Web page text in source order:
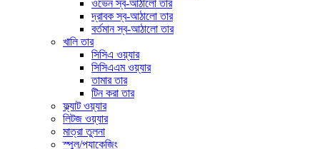
ওভেন স্ব-আঠালো তার
দ্রাবক স্ব-আঠালো তার
বর্তমান স্ব-আঠালো তার
খালি তার
সিসিএ ওয়্যার
সিসিএএম ওয়্যার
তামার তার
টিন করা তার
ফ্ল্যাট ওয়্যার
লিটজ ওয়্যার
মাত্রা তুলনা
স্পুল/প্যাকেজিং